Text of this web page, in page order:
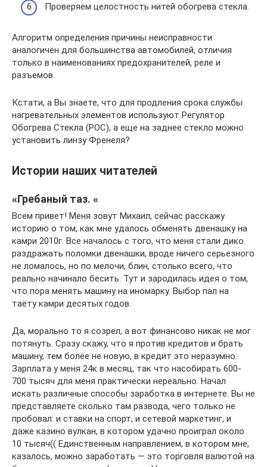
Проверяем целостность нитей обогрева стекла.
Алгоритм определения причины неисправности
аналогичен для большинства автомобилей, отличия
только в наименованиях предохранителей, реле и
разъемов.
Кстати, а Вы знаете, что для продления срока службы
нагревательных элементов используют Регулятор
Обогрева Стекла (РОС), а еще на заднее стекло можно
установить линзу Френеля?
Истории наших читателей
«Гребаный таз. «
Всем привет! Меня зовут Михаил, сейчас расскажу
историю о том, как мне удалось обменять двенашку на
камри 2010г. Все началось с того, что меня стали дико
раздражать поломки двенашки, вроде ничего серьезного
не ломалось, но по мелочи, блин, столько всего, что
реально начинало бесить. Тут и зародилась идея о том,
что пора менять машину на иномарку. Выбор пал на
таёту камри десятых годов.
Да, морально то я созрел, а вот финансово никак не мог
потянуть. Сразу скажу, что я против кредитов и брать
машину, тем более не новую, в кредит это неразумно.
Зарплата у меня 24к в месяц, так что насобирать 600-
700 тысяч для меня практически нереально. Начал
искать различные способы заработка в интернете. Вы не
представляете сколько там развода, чего только не
пробовал: и ставки на спорт, и сетевой маркетинг, и
даже казино вулкан, в котором удачно проиграл около
10 тысяч(( Единственным направлением, в котором мне,
казалось, можно заработать — это торговля валютой на